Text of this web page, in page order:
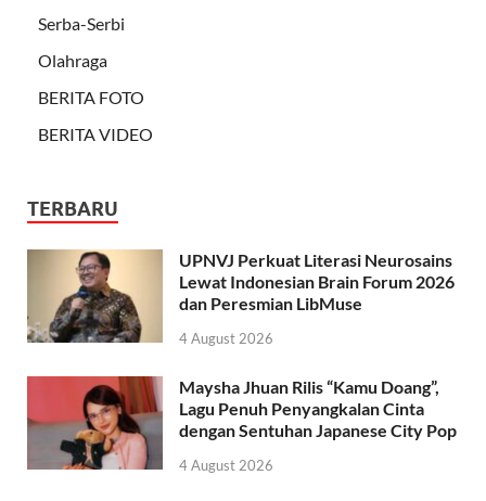
Serba-Serbi
Olahraga
BERITA FOTO
BERITA VIDEO
TERBARU
UPNVJ Perkuat Literasi Neurosains
Lewat Indonesian Brain Forum 2026
dan Peresmian LibMuse
4 August 2026
Maysha Jhuan Rilis “Kamu Doang”,
Lagu Penuh Penyangkalan Cinta
dengan Sentuhan Japanese City Pop
4 August 2026